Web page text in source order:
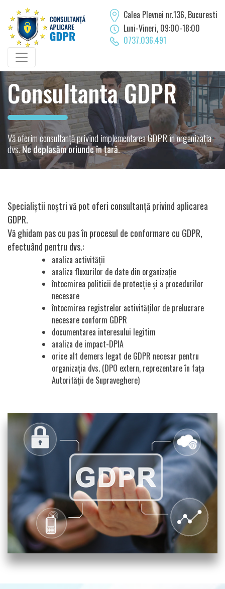
Calea Plevnei nr.136, Bucuresti
Luni-Vineri, 09:00-18:00
0737.036.491
Consultanta GDPR
Vă oferim consultanță privind implementarea GDPR în organizația
dvs.Ne deplasăm oriunde în țară.
Specialiștii noștri vă pot oferi consultanță privind aplicarea
GDPR.
Vă ghidam pas cu pas în procesul de conformare cu GDPR,
efectuând pentru dvs.:
analiza activității
analiza fluxurilor de date din organizație
întocmirea politicii de protecție și a procedurilor
necesare
întocmirea registrelor activităților de prelucrare
necesare conform GDPR
documentarea interesului legitim
analiza de impact-DPIA
orice alt demers legat de GDPR necesar pentru
organizația dvs. (DPO extern, reprezentare în fața
Autorității de Supraveghere)